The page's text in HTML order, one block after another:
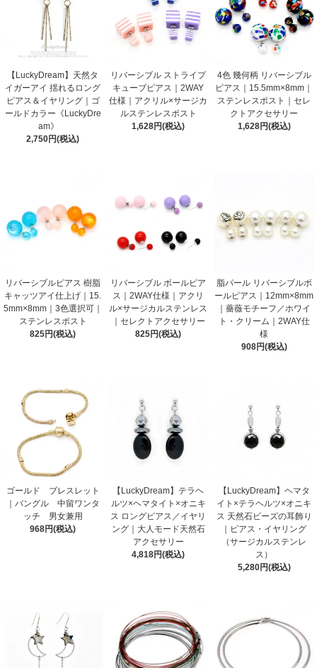
【LuckyDream】天然タ
イガーアイ 揺れるロング
ピアス＆イヤリング｜ゴ
ールドカラー《LuckyDre
am》
2,750円(税込)
リバーシブル ストライプ
キューブピアス｜2WAY
仕様｜アクリル×サージカ
ルステンレスポスト
1,628円(税込)
4色 幾何柄 リバーシブル
ピアス｜15.5mm×8mm｜
ステンレスポスト｜セレ
クトアクセサリー
1,628円(税込)
リバーシブルピアス 樹脂
キャッツアイ仕上げ｜15.
5mm×8mm｜3色選択可｜
ステンレスポスト
825円(税込)
リバーシブル ボールピア
ス｜2WAY仕様｜アクリ
ル×サージカルステンレス
｜セレクトアクセサリー
825円(税込)
脂パール リバーシブルボ
ールピアス｜12mm×8mm
｜薔薇モチーフ／ホワイ
ト・クリーム｜2WAY仕
様
908円(税込)
ゴールド ブレスレット
｜バングル 中留ワンタ
ッチ 男女兼用
968円(税込)
【LuckyDream】テラヘ
ルツ×ヘマタイト×オニキ
ス ロングピアス／イヤリ
ング｜大人モード天然石
アクセサリー
4,818円(税込)
【LuckyDream】ヘマタ
イト×テラヘルツ×オニキ
ス 天然石ビーズの耳飾り
｜ピアス・イヤリング
（サージカルステンレ
ス）
5,280円(税込)